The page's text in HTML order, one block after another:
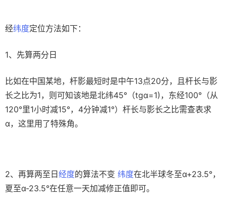
经纬度定位方法如下：
1、先算两分日
比如在中国某地，杆影最短时是中午13点20分，且杆长与影
长之比为1，则可知该地是北纬45°（tgα=1)，东经100°（从
120°里1小时减15°，4分钟减1°）杆长与影长之比需查表求
α，这里用了特殊角。
2、再算两至日 经度的算法不变 纬度在北半球冬至α+23.5°，
夏至α-23.5°在任意一天加减修正值即可。